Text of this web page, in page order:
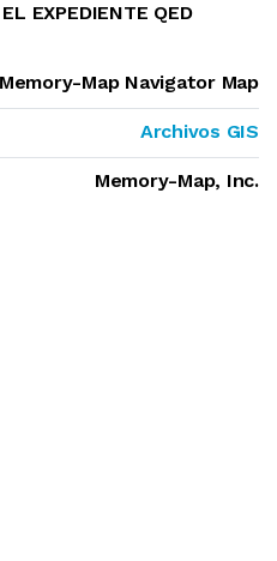
EXPEDIENTE QED
Memory-Map Navigator Map
Archivos GIS
Memory-Map, Inc.